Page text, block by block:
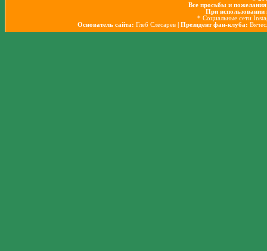
Все просьбы и
При использовании
* Социальные сети
Основатель сайта: Глеб Слесарев | Президент фан-клуба: